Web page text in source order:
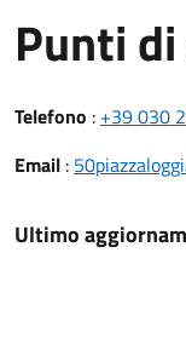
Punti
Telefono : +39 030
Email:
Ultimo